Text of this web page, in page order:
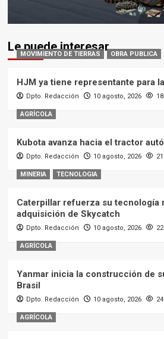
Le puede interesar
MOVIMIENTO DE TIERRAS OBRA PUBLICA
HJM ya tiene representante para
Dpto. Redacción 10 agosto, 2026
AGRÍCOLA
Kubota avanza hacia el tractor
Dpto. Redacción 10 agosto, 2026
MINERIA TECNOLOGIA
Caterpillar refuerza su tecnología
adquisición de Skycatch
Dpto. Redacción 10 agosto, 2026
AGRÍCOLA
Yanmar inicia la construcción de
Brasil
Dpto. Redacción 10 agosto, 2026
AGRÍCOLA